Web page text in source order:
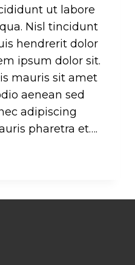
ut labore
Nisl tincidunt
hendrerit dolor
ipsum dolor sit.
mauris sit amet
aenean sed
adipiscing
pharetra et….